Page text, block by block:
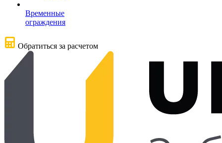
Временные
ограждения
Обратиться за расчетом